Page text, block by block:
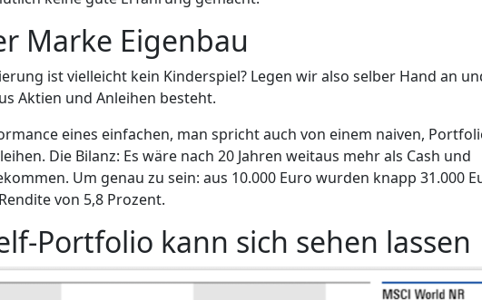
Marke Eigenbau
ist vielleicht kein Kinderspiel? Legen wir also selber Hand an
Aktien und Anleihen besteht.
eines einfachen, man spricht auch von einem naiven,
Die Bilanz: Es wäre nach 20 Jahren weitaus mehr als Cash und
Um genau zu sein: aus 10.000 Euro wurden knapp 31.000
von 5,8 Prozent.
Portfolio kann sich sehen lassen